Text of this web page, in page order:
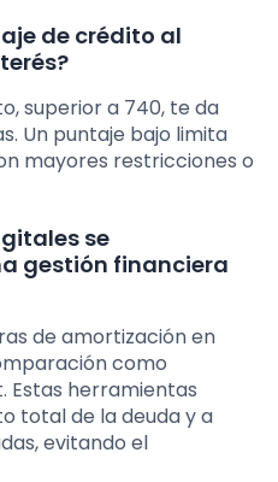
de crédito al
superior a 740, te da
Un puntaje bajo limita
mayores restricciones o
se
gestión financiera
de amortización en
como
Estas herramientas
total de la deuda y a
evitando el